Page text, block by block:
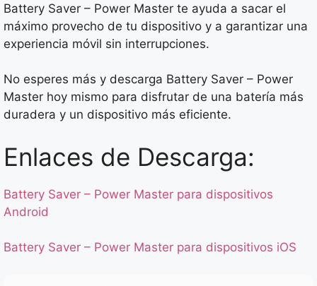
Battery Saver – Power Master te ayuda a sacar el
máximo provecho de tu dispositivo y a garantizar una
experiencia móvil sin interrupciones.
No esperes más y descarga Battery Saver – Power
Master hoy mismo para disfrutar de una batería más
duradera y un dispositivo más eficiente.
Enlaces de Descarga:
Battery Saver – Power Master para dispositivos
Android
Battery Saver – Power Master para dispositivos iOS